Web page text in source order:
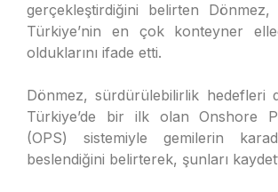
gerçekleştirdiğini belirten Dönmez,
Türkiye’nin en çok konteyner
olduklarını ifade etti.
Dönmez, sürdürülebilirlik hedefleri
Türkiye’de bir ilk olan Onshore
(OPS) sistemiyle gemilerin
beslendiğini belirterek, şunları